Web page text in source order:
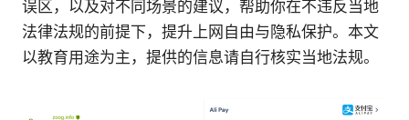
误区，以及对不同场景的建议，帮助你在不违反当地
法律法规的前提下，提升上网自由与隐私保护。本文
以教育用途为主，提供的信息请自行核实当地法规。